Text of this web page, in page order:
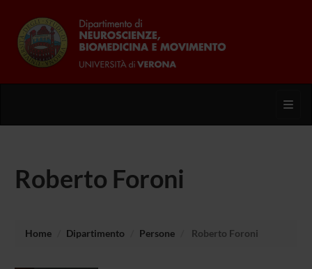
Roberto Foroni
Home Dipartimento Persone Roberto Foroni